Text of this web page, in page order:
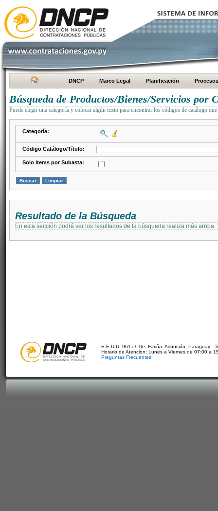
DNCP Marco Legal Planificación Procesos
Búsqueda de Productos/Bienes/Servicios por
Puede elegir una categoría y colocar algún texto para encontrar los códigos de catálogo
Categoría:
Código Catálogo/Título:
Solo items por Subasta:
Resultado de la Búsqueda
En esta sección podrá ver los resultados de la búsqueda realiza más arriba
E.E.U.U. 961 c/ Tte. Fariña. Asunción, Paraguay -
Horario de Atención: Lunes a Viernes de 07:00 a
Preguntas Frecuentes